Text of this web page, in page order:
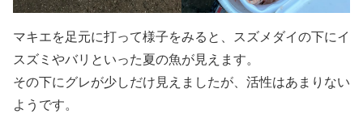
マキエを足元に打って様子をみると、スズメダイの下にイ
スズミやバリといった夏の魚が見えます。
その下にグレが少しだけ見えましたが、活性はあまりない
ようです。